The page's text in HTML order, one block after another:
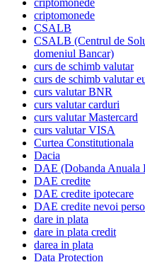
criptomonede
criptomonede
CSALB
CSALB (Centrul de
domeniul Bancar)
curs de schimb valutar
curs de schimb valutar
curs valutar BNR
curs valutar carduri
curs valutar Mastercard
curs valutar VISA
Curtea Constitutionala
Dacia
DAE (Dobanda Anuala
DAE credite
DAE credite ipotecare
DAE credite nevoi
dare in plata
dare in plata credit
darea in plata
Data Protection